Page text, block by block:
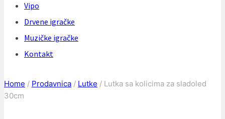
Vipo
Drvene igračke
Muzičke igračke
Kontakt
Home / Prodavnica / Lutke / Lutka sa kolicima za sladoled
30cm